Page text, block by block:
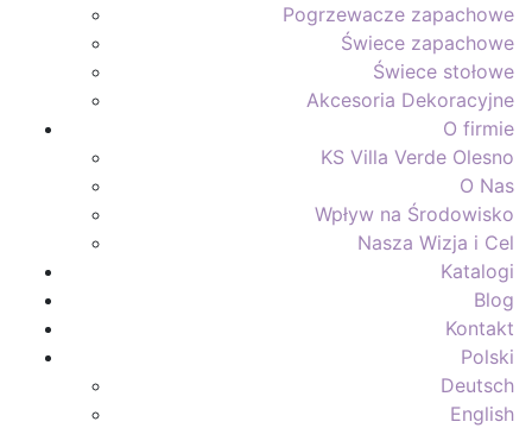
Pogrzewacze zapachowe
Świece zapachowe
Świece stołowe
Akcesoria Dekoracyjne
O firmie
KS Villa Verde Olesno
O Nas
Wpływ na Środowisko
Nasza Wizja i Cel
Katalogi
Blog
Kontakt
Polski
Deutsch
English